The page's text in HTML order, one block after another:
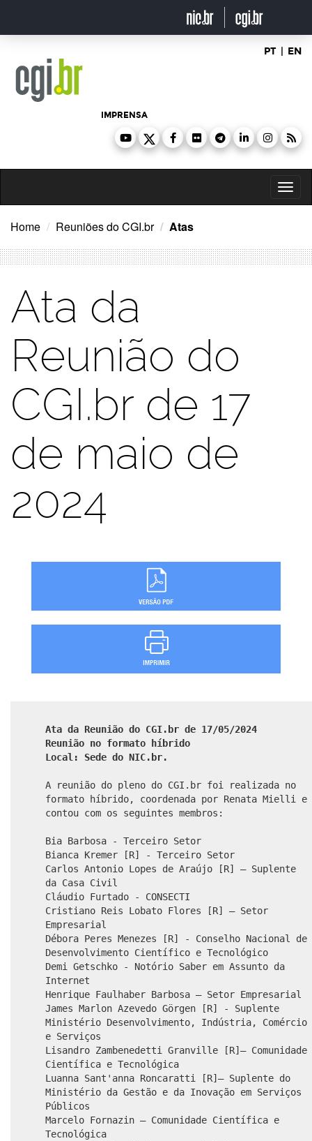
o
PT | EN
IMPRENSA
Home Reuniões do CGI.br Atas
Ata da
Reunião do
CGI.br de 17
de maio de
2024
Ata da Reunião do CGI.br de 17/05/2024
Reunião no formato híbrido
Local: Sede do NIC.br.
A reunião do pleno do CGI.br foi realizada no
formato híbrido, coordenada por Renata Mielli e
contou com os seguintes membros:
Bia Barbosa - Terceiro Setor
Bianca Kremer [R] - Terceiro Setor
Carlos Antonio Lopes de Araújo [R] – Suplente
da Casa Civil
Cláudio Furtado - CONSECTI
Cristiano Reis Lobato Flores [R] – Setor
Empresarial
Débora Peres Menezes [R] - Conselho Nacional de
Desenvolvimento Científico e Tecnológico
Demi Getschko - Notório Saber em Assunto da
Internet
Henrique Faulhaber Barbosa – Setor Empresarial
James Marlon Azevedo Görgen [R] - Suplente
Ministério Desenvolvimento, Indústria, Comércio
e Serviços
Lisandro Zambenedetti Granville [R]– Comunidade
Científica e Tecnológica
Luanna Sant'anna Roncaratti [R]– Suplente do
Ministério da Gestão e da Inovação em Serviços
Públicos
Marcelo Fornazin – Comunidade Científica e
Tecnológica